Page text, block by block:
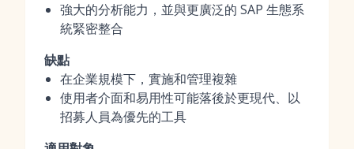
強大的分析能力，並與更廣泛的 SAP 生態系
統緊密整合
缺點
在企業規模下，實施和管理複雜
使用者介面和易用性可能落後於更現代、以
招募人員為優先的工具